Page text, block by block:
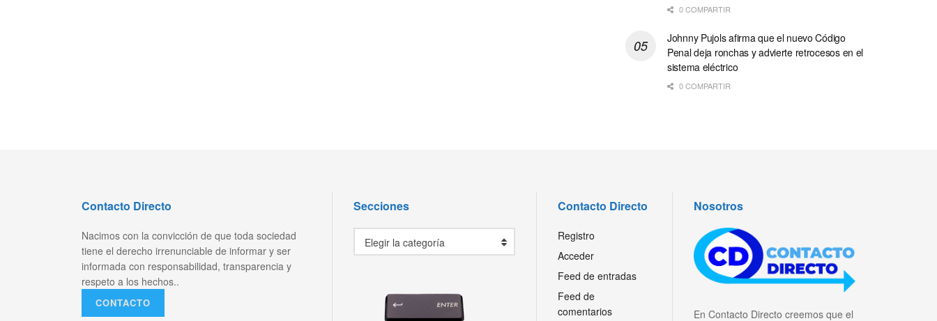
0 COMPARTIR
Johnny Pujols afirma que el nuevo Código
Penal deja ronchas y advierte retrocesos en el
sistema eléctrico
0 COMPARTIR
Contacto Directo
Nacimos con la convicción de que toda sociedad
tiene el derecho irrenunciable de informar y ser
informada con responsabilidad, transparencia y
respeto a los hechos..
CONTACTO
Secciones
Elegir la categoría
Contacto Directo
Registro
Acceder
Feed de entradas
Feed de
comentarios
Nosotros
En Contacto Directo creemos que el